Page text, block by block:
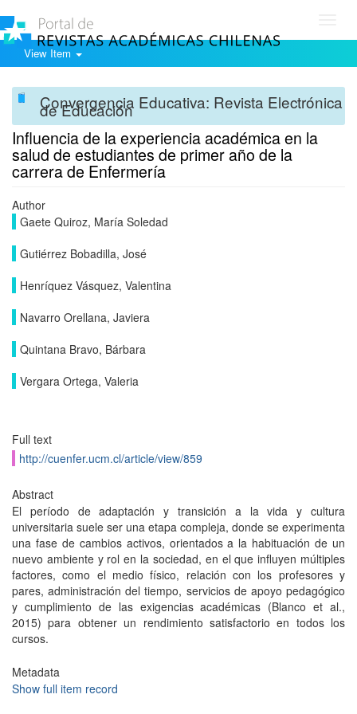
View Item
Convergencia Educativa: Revista Electrónica
de Educación
Influencia de la experiencia académica en la
salud de estudiantes de primer año de la
carrera de Enfermería
Author
Gaete Quiroz, María Soledad
Gutiérrez Bobadilla, José
Henríquez Vásquez, Valentina
Navarro Orellana, Javiera
Quintana Bravo, Bárbara
Vergara Ortega, Valeria
Full text
http://cuenfer.ucm.cl/article/view/859
Abstract
El período de adaptación y transición a la vida y cultura
universitaria suele ser una etapa compleja, donde se experimenta
una fase de cambios activos, orientados a la habituación de un
nuevo ambiente y rol en la sociedad, en el que influyen múltiples
factores, como el medio físico, relación con los profesores y
pares, administración del tiempo, servicios de apoyo pedagógico
y cumplimiento de las exigencias académicas (Blanco et al.,
2015) para obtener un rendimiento satisfactorio en todos los
cursos.
Metadata
Show full item record